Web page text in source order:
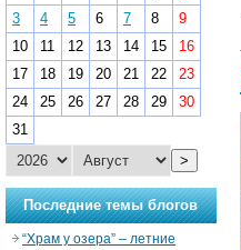
3
4 5 6 7 8
9
10
11 12 13 14 15
16
17
18 19 20 21 22
23
24
25 26 27 28 29
30
31
>
Последние темы блогов
“Храм у озера” – летние